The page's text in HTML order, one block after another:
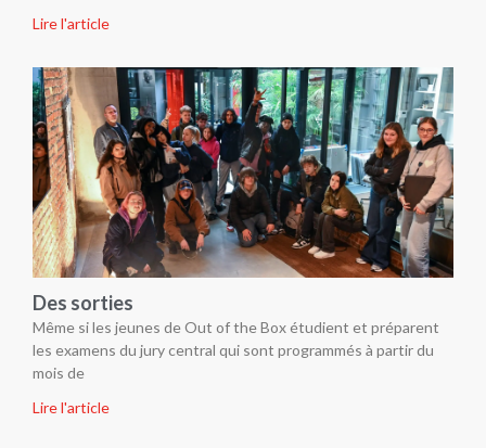
Lire l'article
Des sorties
Même si les jeunes de Out of the Box étudient et préparent
les examens du jury central qui sont programmés à partir du
mois de
Lire l'article